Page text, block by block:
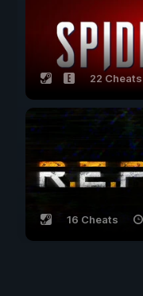
22 Cheats
16 Cheats